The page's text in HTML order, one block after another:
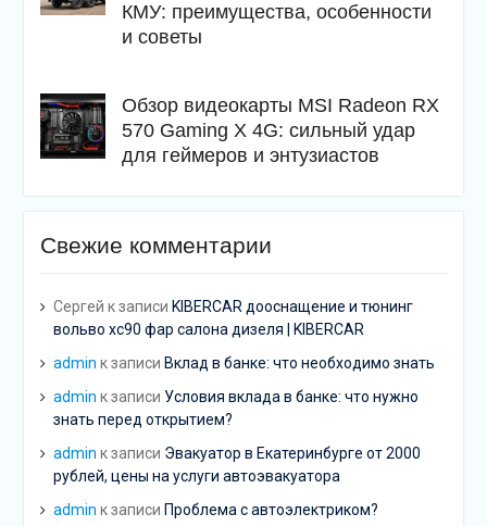
КМУ: преимущества, особенности
и советы
Обзор видеокарты MSI Radeon RX
570 Gaming X 4G: сильный удар
для геймеров и энтузиастов
Свежие комментарии
Сергей к записи KIBERCAR дооснащение и тюнинг
вольво хс90 фар салона дизеля | KIBERCAR
admin к записи Вклад в банке: что необходимо знать
admin к записи Условия вклада в банке: что нужно
знать перед открытием?
admin к записи Эвакуатор в Екатеринбурге от 2000
рублей, цены на услуги автоэвакуатора
admin к записи Проблема с автоэлектриком?